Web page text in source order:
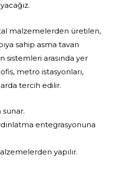
malzemelerden üretilen,
sahip asma tavan
sistemleri arasında yer
metro istasyonları,
tercih edilir.
entegrasyonuna
yapılır.